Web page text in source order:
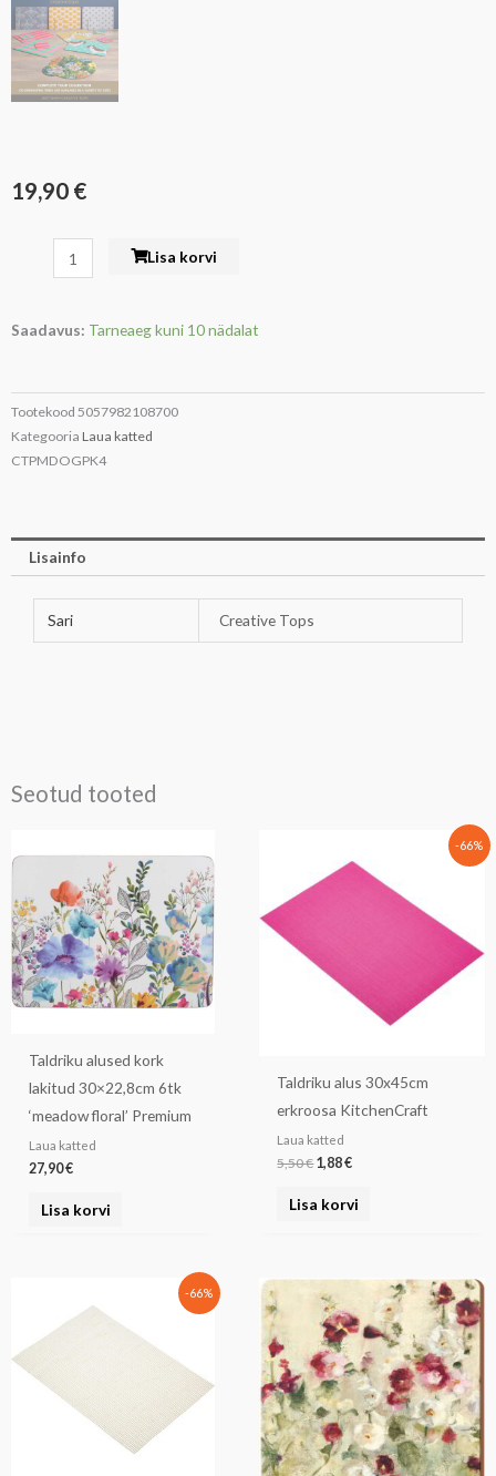
19,90 €
lakitud
4tk
'dog'
Creative
Lisa korvi
Saadavus: Tarneaeg kuni 10 nädalat
Tootekood 5057982108700
Kategooria Laua katted
CTPMDOGPK4
Lisainfo
Sari Creative Tops
Seotud tooted
Taldriku alused kork
lakitud 30×22,8cm 6tk
‘meadow floral’ Premium
Laua katted
27,90€
Lisa korvi
-66%
Taldriku alus 30x45cm
erkroosa KitchenCraft
Laua katted
5,50€
oli:
5,50 €.
1,88€
on:
1,88 €.
Lisa korvi
-66%
hind
oli:
on:
1,88 €.